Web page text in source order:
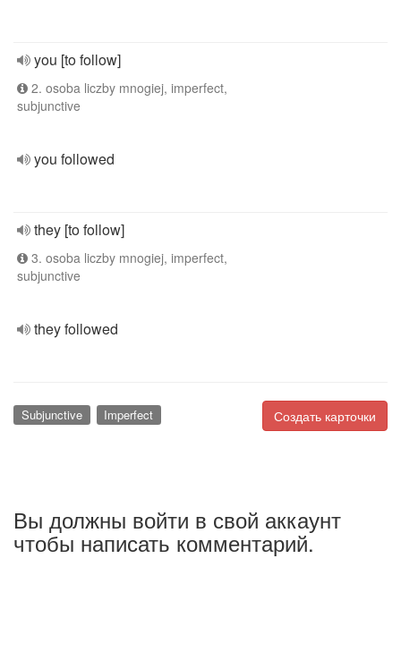
you [to follow]
2. osoba liczby mnogiej, imperfect,
subjunctive
you followed
they [to follow]
3. osoba liczby mnogiej, imperfect,
subjunctive
they followed
Создать карточки
Subjunctive Imperfect
Вы должны войти в свой аккаунт
чтобы написать комментарий.